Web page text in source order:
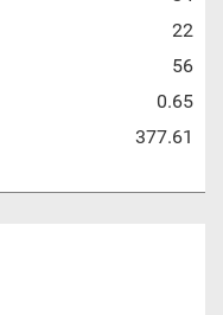
22
56
0.65
377.61